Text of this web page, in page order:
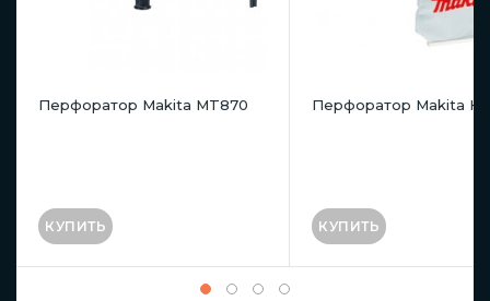
Перфоратор Makita MT870
КУПИТЬ
Перфоратор Makita
КУПИТЬ